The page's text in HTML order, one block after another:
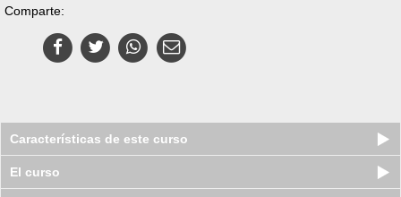
Comparte:
Características de este curso
El curso